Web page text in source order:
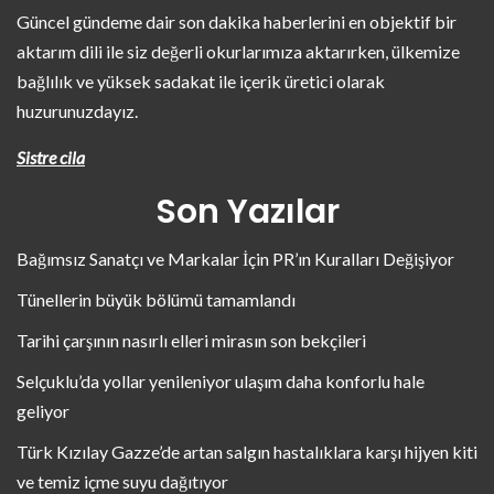
Güncel gündeme dair son dakika haberlerini en objektif bir
aktarım dili ile siz değerli okurlarımıza aktarırken, ülkemize
bağlılık ve yüksek sadakat ile içerik üretici olarak
huzurunuzdayız.
Sistre cila
Son Yazılar
Bağımsız Sanatçı ve Markalar İçin PR’ın Kuralları Değişiyor
Tünellerin büyük bölümü tamamlandı
Tarihi çarşının nasırlı elleri mirasın son bekçileri
Selçuklu’da yollar yenileniyor ulaşım daha konforlu hale
geliyor
Türk Kızılay Gazze’de artan salgın hastalıklara karşı hijyen kiti
ve temiz içme suyu dağıtıyor